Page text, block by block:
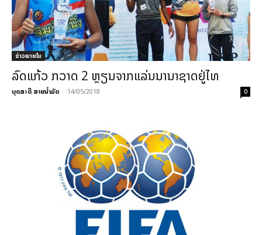
ຂ່າວພາຍ​ໃນ
ລົດແກ້ວ ກວາດ 2 ຫຼຽນຈາກແລ່ນນານາຊາດຢູ່ໄທ
ບຸດສະດີ ສາຍນ້ຳມັດ - 14/05/2018 0